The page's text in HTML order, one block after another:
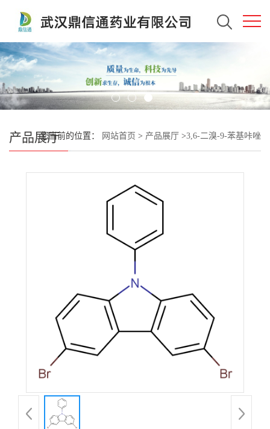
产品展厅您当前的位置： 网站首页 > 产品展厅 >3,6-二溴-9-苯基咔唑